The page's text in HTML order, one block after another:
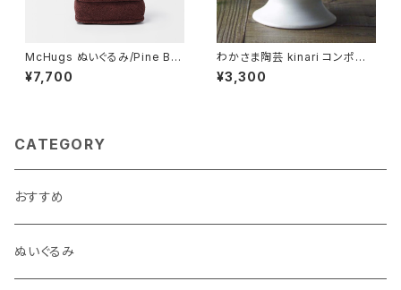
McHugs ぬいぐるみ/Pine Bo
nsai
¥7,700
わかさま陶芸 kinari コンポート
皿L 一番大きいサイズ
¥3,300
CATEGORY
おすすめ
ぬいぐるみ